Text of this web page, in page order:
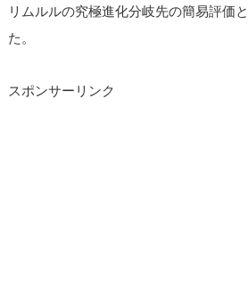
リムルルの究極進化分岐先の簡易評価
た。
スポンサーリンク